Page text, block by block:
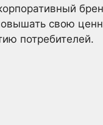
свою
потребителей.